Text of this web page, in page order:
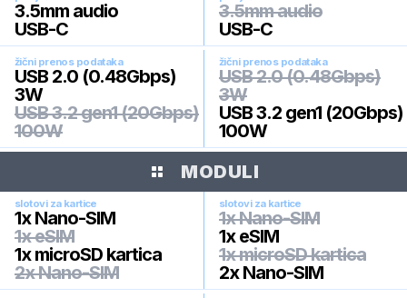
3.5mm audio
USB-C
3.5mm audio
USB-C
žični prenos podataka
USB 2.0 (0.48Gbps)
3W
USB 3.2 gen1 (20Gbps)
100W
žični prenos podataka
USB 2.0 (0.48Gbps)
3W
USB 3.2 gen1 (20Gbps)
100W
MODULI
slotovi za kartice
1x Nano-SIM
1x eSIM
1x microSD kartica
2x Nano-SIM
slotovi za kartice
1x Nano-SIM
1x eSIM
1x microSD kartica
2x Nano-SIM